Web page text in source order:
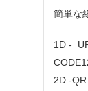
簡単な
1D -
2D -